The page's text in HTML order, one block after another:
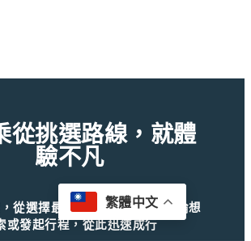
從挑選路線，就體
驗不凡
從選擇最適合自己的開始！無論想
或發起行程，從此迅速成行
繁體中文